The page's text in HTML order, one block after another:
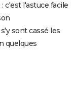
c'est l'astuce facile
sont cassé les
quelques